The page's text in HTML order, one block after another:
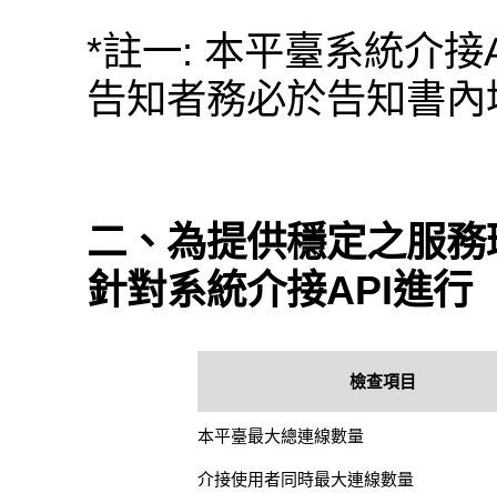
*註一: 本平臺系統介
告知者務必於告知書
二、為提供穩定之服
針對系統介接API進行
檢查項目
本平臺最大總連線數量
介接使用者同時最大連線數量